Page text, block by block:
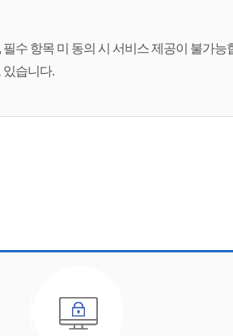
수 항목 미 동의 시 서비스 제공이 불가능
있습니다.